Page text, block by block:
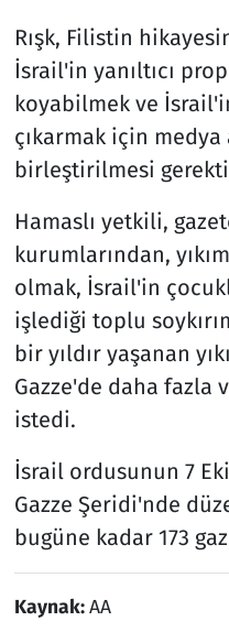
Rışk, Filistin
İsrail'in yanıltıcı
koyabilmek ve
çıkarmak için
birleştirilmesi
Hamaslı yetkili,
kurumlarından,
olmak, İsrail'in
işlediği toplu
bir yıldır yaşanan
Gazze'de daha fazla
istedi.
İsrail ordusunun 7
Gazze Şeridi'nde
bugüne kadar 173
Kaynak:AA